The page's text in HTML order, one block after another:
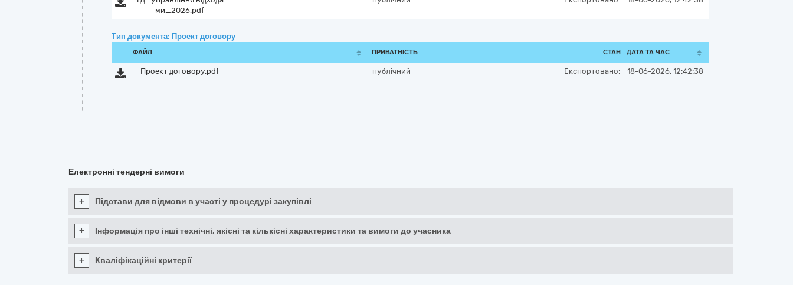
ми_2026.pdf
Тип документа: Проект договору
ФАЙЛ ПРИВАТНІСТЬ СТАН ДАТА ТА ЧАС
Проект договору.pdf публічний Експортовано: 18-06-2026, 12:42:38
Електронні тендерні вимоги
+ Підстави для відмови в участі у процедурі закупівлі
+ Інформація про інші технічні, якісні та кількісні характеристики та вимоги до учасника
+ Кваліфікаційні критерії